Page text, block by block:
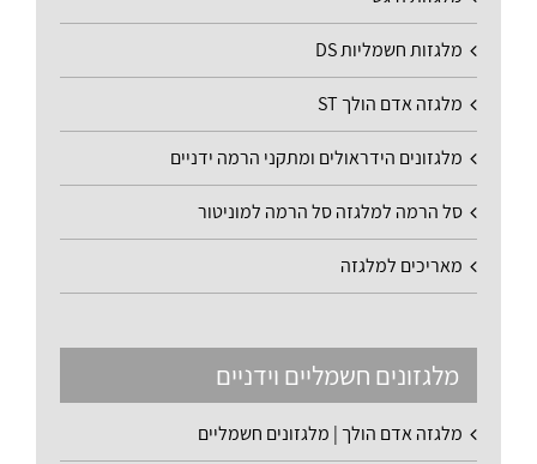
מלגזות חשמליות DS
מלגזה אדם הולך ST
מלגזונים הידראולים ומתקני הרמה ידניים
סל הרמה למלגזה סל הרמה למוניטור
מאריכים למלגזה
מלגזונים חשמליים וידניים
מלגזה אדם הולך | מלגזונים חשמליים